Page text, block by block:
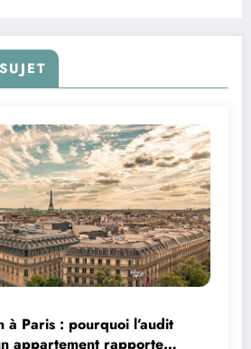
à Paris : pourquoi l’audit
appartement rapporte